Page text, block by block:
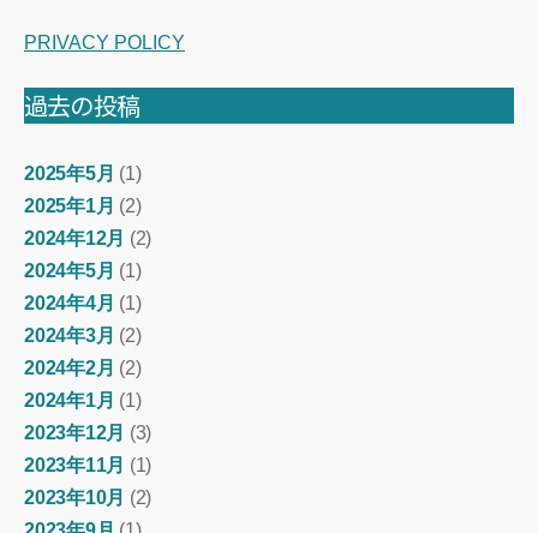
PRIVACY POLICY
過去の投稿
2025年5月 (1)
2025年1月 (2)
2024年12月 (2)
2024年5月 (1)
2024年4月 (1)
2024年3月 (2)
2024年2月 (2)
2024年1月 (1)
2023年12月 (3)
2023年11月 (1)
2023年10月 (2)